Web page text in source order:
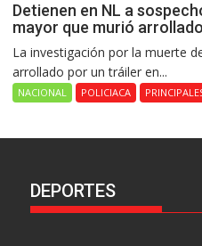
Detienen en NL a
mayor que murió
La investigación por la muerte
arrollado por un tráiler en...
NACIONAL POLICIACA
DEPORTES